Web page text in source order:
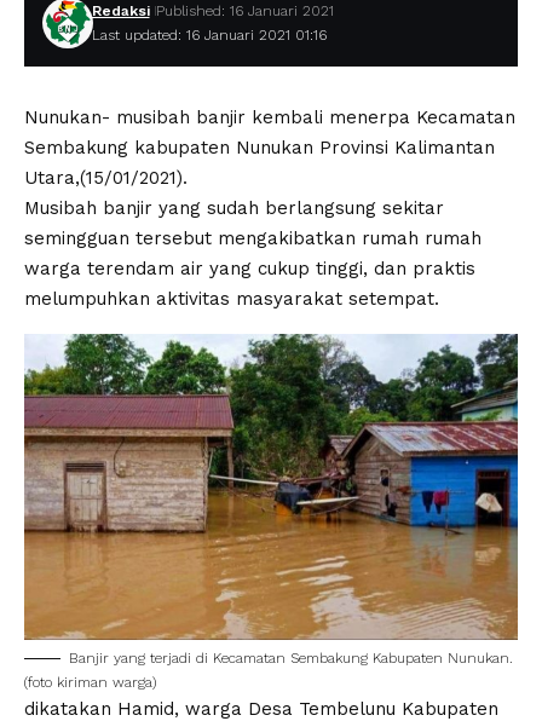
Last updated: 16 Januari 2021 01:16
Redaksi Published: 16 Januari 2021
Nunukan- musibah banjir kembali menerpa Kecamatan
Sembakung kabupaten Nunukan Provinsi Kalimantan
Utara,(15/01/2021).
Musibah banjir yang sudah berlangsung sekitar
semingguan tersebut mengakibatkan rumah rumah
warga terendam air yang cukup tinggi, dan praktis
melumpuhkan aktivitas masyarakat setempat.
Banjir yang terjadi di Kecamatan Sembakung Kabupaten Nunukan.
(foto kiriman warga)
dikatakan Hamid, warga Desa Tembelunu Kabupaten